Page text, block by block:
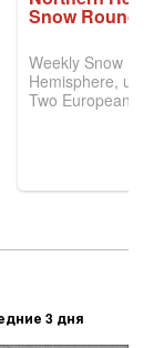
3 дня